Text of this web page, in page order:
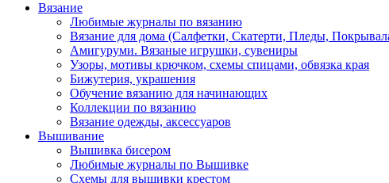
Вязание
Любимые журналы по вязанию
Вязание для дома (Салфетки, Скатерти, Пледы,
Амигуруми. Вязаные игрушки, сувениры
Узоры, мотивы крючком, схемы спицами, обвязка края
Бижутерия, украшения
Обучение вязанию для начинающих
Коллекции по вязанию
Вязание одежды, аксессуаров
Вышивание
Вышивка бисером
Любимые журналы по Вышивке
Схемы для вышивки крестом